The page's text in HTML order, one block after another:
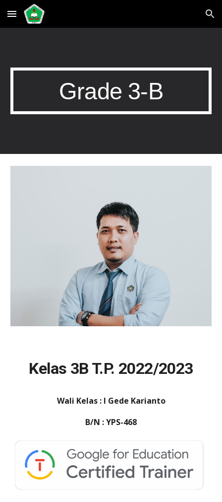
Skip to main content Skip to navigation
Grade 3-B
Kelas 3B T.P. 2022/2023
Wali Kelas : I Gede Karianto
B/N : YPS-468